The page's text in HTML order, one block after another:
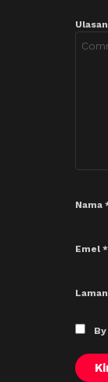
Ulasan
Nama
Emel *